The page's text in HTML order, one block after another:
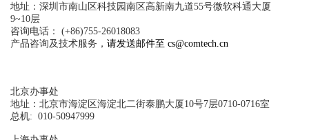
地址：深圳市南山区科技园南区高新南九道55号微软科通大厦
9~10层
咨询电话： (+86)755-26018083
产品咨询及技术服务， 请发送邮件至 cs@comtech.cn
北京办事处
地址：北京市海淀区海淀北二街泰鹏大厦10号7层0710-0716室
总机: 010-50947999